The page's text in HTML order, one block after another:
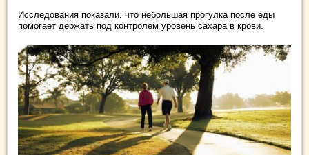
Исследования показали, что небольшая прогулка после еды
помогает держать под контролем уровень сахара в крови.